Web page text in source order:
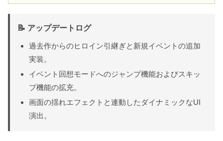
📝 アップデートログ
過去作からのヒロイン引継ぎと新規イベントの追加
実装。
イベント回想モードへのジャンプ機能およびスキッ
プ機能の拡充。
画面の揺れエフェクトと連動したダイナミックなUI
演出。